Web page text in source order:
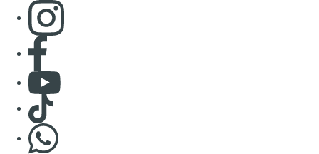
Consulter page Instagram
Consulter page Facebook
Consulter Youtube
Consulter TikTok